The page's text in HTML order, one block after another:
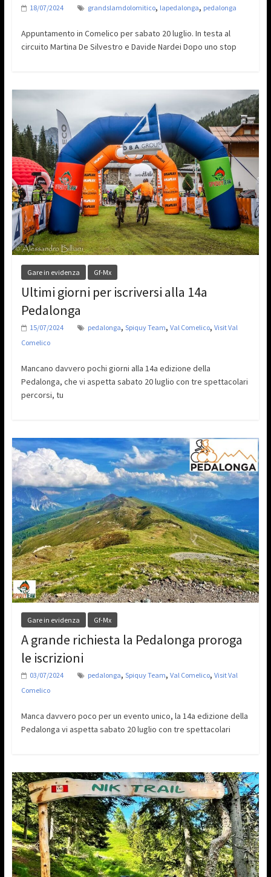
18/07/2024 grandslamdolomitico, lapedalonga, pedalonga
Appuntamento in Comelico per sabato 20 luglio. In testa al
circuito Martina De Silvestro e Davide Nardei Dopo uno stop
Gare in evidenza Gf-Mx
Ultimi giorni per iscriversi alla 14a
Pedalonga
15/07/2024 pedalonga, Spiquy Team, Val Comelico, Visit Val
Comelico
Mancano davvero pochi giorni alla 14a edizione della
Pedalonga, che vi aspetta sabato 20 luglio con tre spettacolari
percorsi, tu
Gare in evidenza Gf-Mx
A grande richiesta la Pedalonga proroga
le iscrizioni
03/07/2024 pedalonga, Spiquy Team, Val Comelico, Visit Val
Comelico
Manca davvero poco per un evento unico, la 14a edizione della
Pedalonga vi aspetta sabato 20 luglio con tre spettacolari